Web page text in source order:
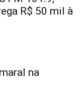
R$ 50 mil à
na